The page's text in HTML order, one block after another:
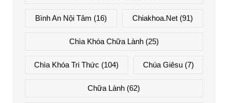
Bình An Nội Tâm (16) Chiakhoa.net (91)
Chìa Khóa Chữa Lành(25)
Chìa Khóa Tri Thức (104) Chúa Giêsu(7)
Chữa Lành (62)